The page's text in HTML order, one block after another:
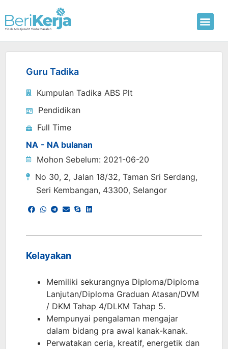
Guru Tadika
Kumpulan Tadika ABS Plt
Pendidikan
Full Time
NA - NA bulanan
Mohon Sebelum: 2021-06-20
No 30, 2, Jalan 18/32, Taman Sri Serdang,
Seri Kembangan, 43300, Selangor
Kelayakan
Memiliki sekurangnya Diploma/Diploma
Lanjutan/Diploma Graduan Atasan/DVM
/ DKM Tahap 4/DLKM Tahap 5.
Mempunyai pengalaman mengajar
dalam bidang pra awal kanak-kanak.
Perwatakan ceria, kreatif, energetik dan